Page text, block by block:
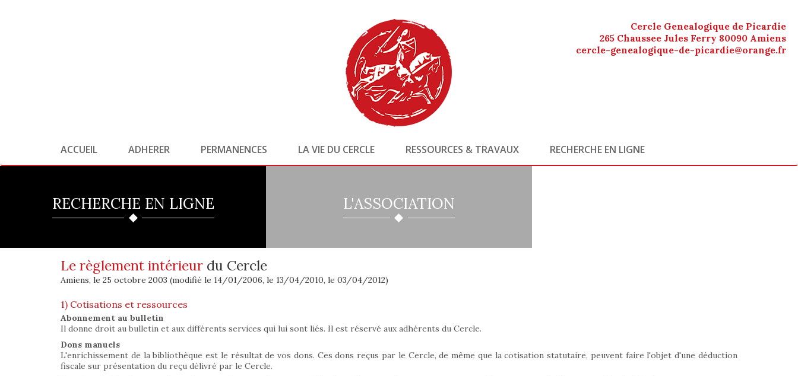
Cercle Genealogique de Picardie
265 Chaussee Jules Ferry 80090 Amiens
cercle-genealogique-de-picardie@orange.fr
ACCUEIL ADHERER PERMANENCES LA VIE DU CERCLE RESSOURCES & TRAVAUX RECHERCHE EN LIGNE
RECHERCHE EN LIGNE L'ASSOCIATION
Le règlement intérieur du Cercle
Amiens, le 25 octobre 2003 (modifié le 14/01/2006, le 13/04/2010, le 03/04/2012)
1) Cotisations et ressources
Abonnement au bulletin
Il donne droit au bulletin et aux différents services qui lui sont liés. Il est réservé aux adhérents du Cercle.
Dons manuels
L'enrichissement de la bibliothèque est le résultat de vos dons. Ces dons reçus par le Cercle, de même que la cotisation statutaire, peuvent faire l'objet d'une déduction
fiscale sur présentation du reçu délivré par le Cercle.